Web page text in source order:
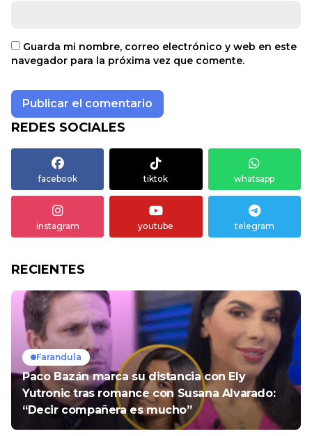
Guarda mi nombre, correo electrónico y web en este
navegador para la próxima vez que comente.
REDES SOCIALES
facebook tiktok whatsapp
instagram youtube telegram
RECIENTES
Farandula
Paco Bazán marca su distancia con Ely
Yutronic tras romance con Susana Alvarado:
“Decir compañera es mucho”